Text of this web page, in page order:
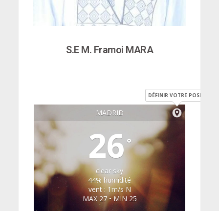
S.E M. Framoi MARA
MADRID
DÉFINIR VOTRE POSITION
26°
clear sky
44% humidité
vent : 1m/s N
MAX 27 • MIN 25